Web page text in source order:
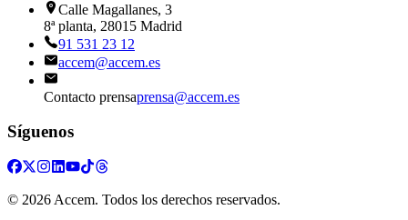
Calle Magallanes, 3
8ª planta, 28015 Madrid
91 531 23 12
accem@accem.es
Contacto prensaprensa@accem.es
Síguenos
© 2026 Accem. Todos los derechos reservados.